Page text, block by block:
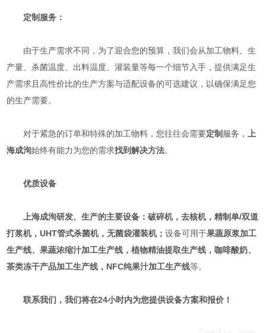
定制服务：
由于生产需求不同，为了迎合您的预算，我们会从加工物料、生
产量、杀菌温度、出料温度、灌装量等每一个细节入手，提供满足生
产需求且高性价比的生产方案与适配设备的可选建议，以确保满足您
的生产需要。
对于紧急的订单和特殊的加工物料，您往往会需要定制 服务，
上
海成洵始终有能力为您的需求找到解决方法。
优质设备
上海成洵研发、生产的主要设备：破碎机，去核机，精制单/双道
打浆机，UHT管式杀菌机，无菌袋灌装机；设备可用于果蔬原浆加工
生产线、果蔬浓缩汁加工生产线，植物精油提取生产线，咖啡酸奶、
茶类冻干产品加工生产线，NFC纯果汁加工生产线等。
联系我们，我们将在24小时内为您提供设备方案和报价！